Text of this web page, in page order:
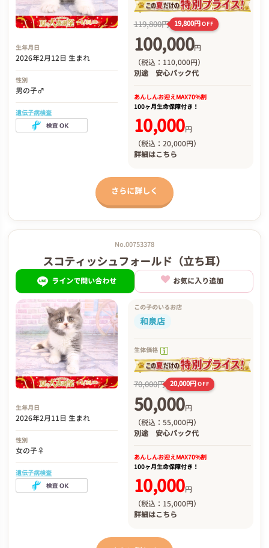
生年月日
2026年2月12日 生まれ
性別
男の子♂
遺伝子病検査
119,800円 19,800円OFF
100,000円
（税込：110,000円）
別途 安心パック代
あんしんお迎えMAX70%割
100ヶ月生命保障付き！
10,000円
（税込：20,000円）
詳細はこちら
さらに詳しく
No.00753378
スコティッシュフォールド（立ち耳）
ラインで問い合わせ お気に入り追加
生年月日
2026年2月11日 生まれ
性別
女の子♀
遺伝子病検査
この子のいるお店
和泉店
生体価格
70,000円 20,000円OFF
50,000円
（税込：55,000円）
別途 安心パック代
あんしんお迎えMAX70%割
100ヶ月生命保障付き！
10,000円
（税込：15,000円）
詳細はこちら